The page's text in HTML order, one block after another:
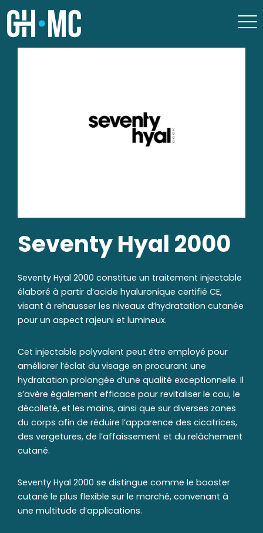
Seventy Hyal 2000
Seventy Hyal 2000 constitue un traitement injectable
élaboré à partir d’acide hyaluronique certifié CE,
visant à rehausser les niveaux d’hydratation cutanée
pour un aspect rajeuni et lumineux.
Cet injectable polyvalent peut être employé pour
améliorer l’éclat du visage en procurant une
hydratation prolongée d’une qualité exceptionnelle. Il
s’avère également efficace pour revitaliser le cou, le
décolleté, et les mains, ainsi que sur diverses zones
du corps afin de réduire l’apparence des cicatrices,
des vergetures, de l’affaissement et du relâchement
cutané.
Seventy Hyal 2000 se distingue comme le booster
cutané le plus flexible sur le marché, convenant à
une multitude d’applications.